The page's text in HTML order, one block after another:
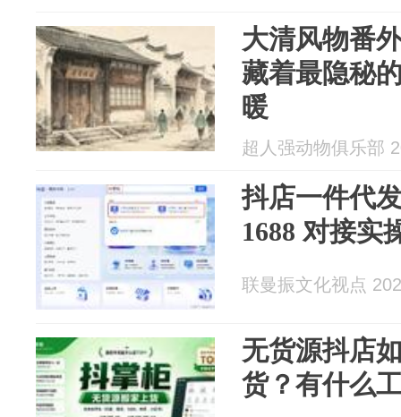
大清风物番
藏着最隐秘
暖
超人强动物俱乐部
抖店一件代
1688 对接实
联曼振文化视点
无货源抖店
货？有什么